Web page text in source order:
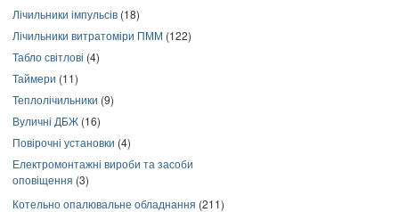
Лічильники імпульсів (18)
Лічильники витратоміри ПММ (122)
Табло світлові (4)
Таймери (11)
Теплолічильники (9)
Вуличні ДБЖ (16)
Повірочні установки (4)
Електромонтажні вироби та засоби
оповіщення (3)
Котельно опалювальне обладнання (211)